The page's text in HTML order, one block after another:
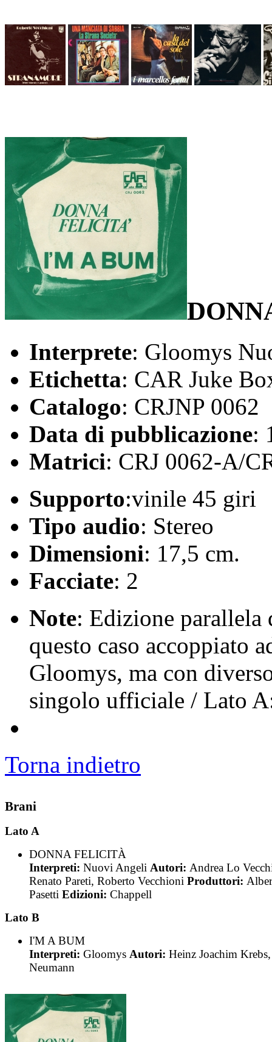
Interprete: Gloomys
Etichetta: CAR Juke
Catalogo: CRJNP 0062
Data di pubblicazione:
Matrici: CRJ 0062-A/
Supporto:vinile 45 giri
Tipo audio: Stereo
Dimensioni: 17,5 cm.
Facciate: 2
Note: Edizione
questo caso accoppiato
Gloomys, ma con
singolo ufficiale / Lato
Torna indietro
Brani
Lato A
DONNA FELICITÀ
Interpreti: Nuovi Angeli Autori: Andrea Lo
Renato Pareti, Roberto Vecchioni Produttori:
Pasetti Edizioni: Chappell
Lato B
I'M A BUM
Interpreti: Gloomys Autori: Heinz Joachim Krebs,
Neumann